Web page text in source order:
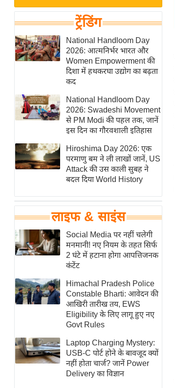
यंग इंडिया
साहित्य जगत
ऑटो वर्ल्ड
न्यूज ब्रीफ
मनोरंजन जगत
बॉलीवुड
हॉलीवुड
फिल्म समीक्षा
Breaking
News
लाइफस्टाइल
टेक्नॉलॉजी
घरेलू नुस्खे
पर्यटन स्थल
फिटनेस मंत्रा
रिलेशनशिप
राजनीति
विश्लेषण
समसामयिक
मातृभूमि
एम.
आर.
आई.
ट्रेंडिंग
National Handloom Day
2026: आत्मनिर्भर भारत और
Women Empowerment की
दिशा में हथकरघा उद्योग का बढ़ता
कद
National Handloom Day
2026: Swadeshi Movement
से PM Modi की पहल तक, जानें
इस दिन का गौरवशाली इतिहास
Hiroshima Day 2026: एक
परमाणु बम ने ली लाखों जानें, US
Attack की उस काली सुबह ने
बदल दिया World History
लाइफ & साइंस
Social Media पर नहीं चलेगी
मनमानी! नए नियम के तहत सिर्फ
2 घंटे में हटाना होगा आपत्तिजनक
कंटेंट
Himachal Pradesh Police
Constable Bharti: आवेदन की
आखिरी तारीख तय, EWS
Eligibility के लिए लागू हुए नए
Govt Rules
Laptop Charging Mystery:
USB-C पोर्ट होने के बावजूद क्यों
नहीं होता चार्ज? जानें Power
Delivery का विज्ञान